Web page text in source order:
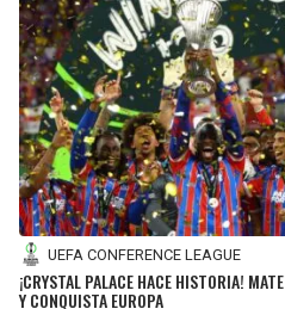
LIGA DE EXPANSIÓN MX
LEAGUES CUP
UEFA EUROPA LEAGUE
UEFA CONFERENCE LEAGUE
MLS
COPA LIBERTADORES
COPA SUDAMERICANA
LIGA BETPLAY
RAIDERS
CHARGERS
RAVENS
CAVALIERS
PISTONS
PACERS
UEFA CONFERENCE LEAGUE
¡CRYSTAL PALACE HACE HISTORIA!
Y CONQUISTA EUROPA